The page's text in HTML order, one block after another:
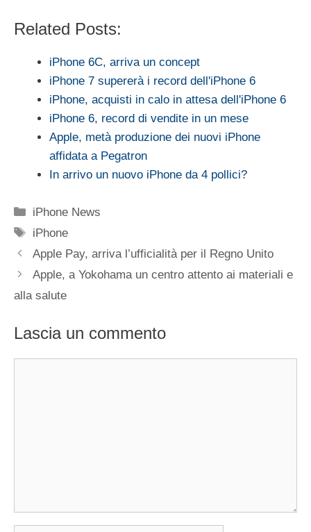
Related Posts:
iPhone 6C, arriva un concept
iPhone 7 supererà i record dell'iPhone 6
iPhone, acquisti in calo in attesa dell'iPhone 6
iPhone 6, record di vendite in un mese
Apple, metà produzione dei nuovi iPhone
affidata a Pegatron
In arrivo un nuovo iPhone da 4 pollici?
Categorie
iPhone News
Tag
iPhone
Apple Pay, arriva l’ufficialità per il Regno Unito
Apple, a Yokohama un centro attento ai materiali e
alla salute
Lascia un commento